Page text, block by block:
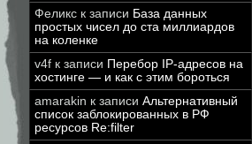
Феликс к записи База данных
простых чисел до ста миллиардов
на коленке
v4f к записи Перебор IP-адресов на
хостинге — и как с этим бороться
amarakin к записи Альтернативный
список заблокированных в РФ
ресурсов Re:filter